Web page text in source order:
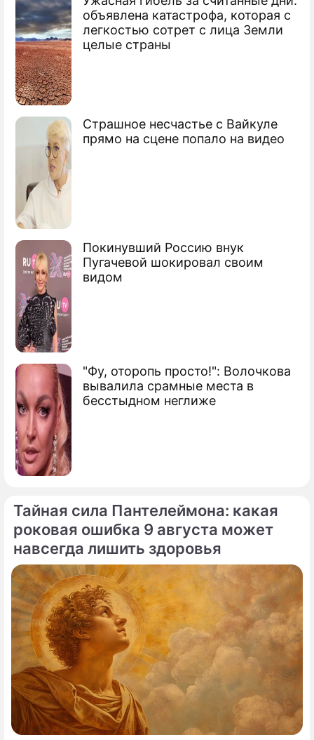
объявлена катастрофа, которая с
легкостью сотрет с лица Земли
целые страны
Страшное несчастье с Вайкуле
прямо на сцене попало на видео
Покинувший Россию внук
Пугачевой шокировал своим
видом
"Фу, оторопь просто!": Волочкова
вывалила срамные места в
бесстыдном неглиже
По теме
Продолжение: Погорельцам
отстроят новые дома
Огненная стихия уносит жизни россиян
Торфяники под Москвой потушат за 20
млрд
Центр России оказался во власти
пожаров
Сюжеты
Лесные пожары
Тайная сила Пантелеймона: какая
роковая ошибка 9 августа может
навсегда лишить здоровья